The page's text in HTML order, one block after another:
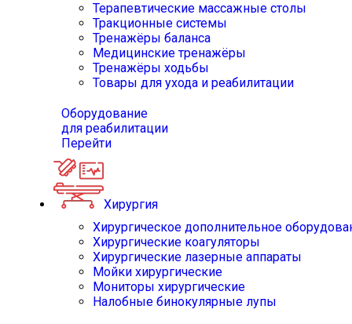
Терапевтические массажные столы
Тракционные системы
Тренажёры баланса
Медицинские тренажёры
Тренажёры ходьбы
Товары для ухода и реабилитации
Оборудование
для реабилитации
Перейти
Хирургия
Хирургическое дополнительное
Хирургические коагуляторы
Хирургические лазерные аппараты
Мойки хирургические
Мониторы хирургические
Налобные бинокулярные лупы